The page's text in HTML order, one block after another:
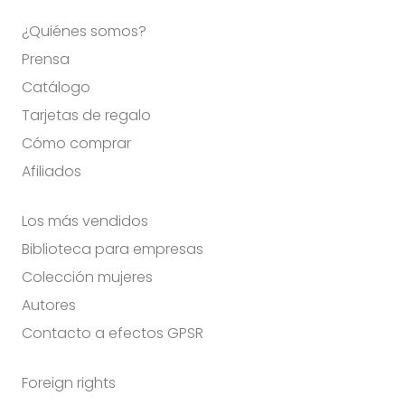
¿Quiénes somos?
Prensa
Catálogo
Tarjetas de regalo
Cómo comprar
Afiliados
Los más vendidos
Biblioteca para empresas
Colección mujeres
Autores
Contacto a efectos GPSR
Foreign rights